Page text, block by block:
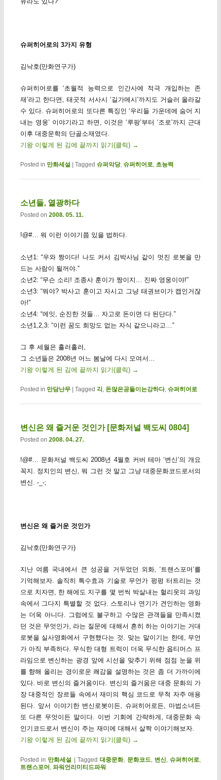
슈퍼히어로의 3가지 유형
김낙호(만화연구가)
슈퍼히어로를 ‘초월적 능력으로 인간사에 적극 개입하는 존
재’라고 한다면, 태곳적 서사시 ‘길가메시’까지도 거슬러 올라갈
수 있다. 슈퍼히어로의 또다른 특징인 ‘우리들 가운데에 숨어 지
내는 영웅’ 이야기라고 하면, 이것은 ‘루팡’부터 ‘조로’까지 근대
이후 대중문학의 단골소재였다.
기왕 이렇게 된 김에 끝까지 읽기(클릭) →
Posted in 만화세설 Tagged 슈퍼악당, 슈퍼히어로, 초능력
소년들, 열광하다
Posted on 2008. 05. 11.
!@#… 뭐 이런 이야기쯤 있을 법하다.
소년1: “우와 짱이다! 나도 커서 김박사님 같이 멋진 로봇을 만
드는 사람이 될꺼야.”
소년2: “무슨 소리! 조종사 훈이가 짱이지… 진짜 영웅이야!”
소년3: “뭐야? 박사고 훈이고 자시고 그냥 태권브이가 캡인거잖
아!”
소년4: “에잇, 순진한 것들… 자고로 돈이면 다 된단다.”
소년1,2,3: “이런 꿈도 희망도 없는 자식 같으니라고…”
그 후 세월은 흘러흘러,
그 소년들은 2008년 어느 봄날에 다시 모여서…
기왕 이렇게 된 김에 끝까지 읽기(클릭) →
Posted in 만담난무 | Tagged 긱 돈많은공돌이는강하다, 슈퍼히어로
변신은 왜 즐거운 것인가 [문화저널 백도씨 0804]
Posted on 2008. 04. 27.
!@#… 문화저널 백도씨 2008년 4월호 커버 테마 ‘변신’의 개요
꼭지. 정치인의 변신, 뭐 그런 것 말고 그냥 대중문화코드로서의
변신. -_-;
변신은 왜 즐거운 것인가
김낙호(만화연구가)
지난 여름 국내에서 큰 성공을 거두었던 외화, ‘트랜스포머’를
기억해보자. 솔직히 특수효과 기술로 무언가 펑펑 터트리는 것
으로 치자면, 한 해에도 지구를 몇 번씩 박살내는 헐리웃의 과잉
속에서 그다지 특별할 것 없다. 스토리나 연기가 견인하는 영화
는 더욱 아니다. 그럼에도 불구하고 수많은 관객들을 만족시켰
던 것은 무엇인가, 라는 질문에 대해서 흔히 하는 이야기는 거대
로봇을 실사영화에서 구현했다는 것. 맞는 말이기는 한데, 무언
가 아직 부족하다. 무식한 대형 트럭이 더욱 무식한 옵티머스 프
라임으로 변신하는 광경 앞에 시선을 맞추기 위해 점점 눈을 위
를 향해 올리는 경이로운 쾌감을 설명하는 것은 좀 더 가까이에
있다. 바로 변신의 즐거움이다. 변신의 즐거움은 대중 문화의 가
장 대중적인 장르들 속에서 재미의 핵심 코드로 무척 자주 애용
된다. 앞서 이야기한 변신로봇이든, 슈퍼히어로든, 마법소녀든
또 다른 무엇이든 말이다. 이번 기회에 간략하게, 대중문화 속
인기코드로서 변신이 주는 재미에 대해서 살짝 이야기해보자.
기왕 이렇게 된 김에 끝까지 읽기(클릭) →
Posted in 만화세설 |Tagged 대중문화, 문화코드 변신 슈퍼히어로
트랜스포머 파워언리미티드파워